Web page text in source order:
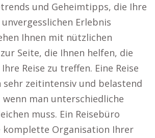
und Geheimtipps, die Ihre
unvergesslichen Erlebnis
Ihnen mit nützlichen
Seite, die Ihnen helfen, die
Reise zu treffen. Eine Reise
sehr zeitintensiv und belastend
wenn man unterschiedliche
muss. Ein Reisebüro
Organisation Ihrer